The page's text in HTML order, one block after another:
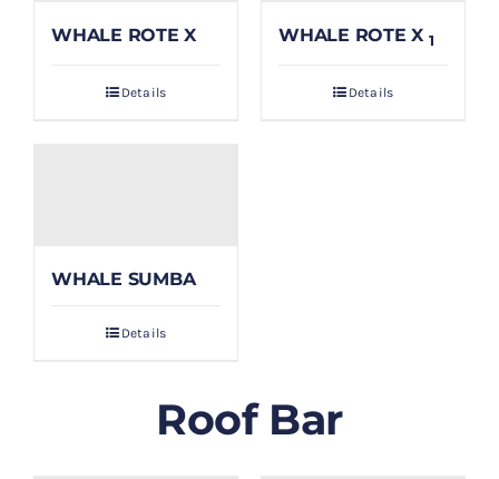
WHALE ROTE X
Details
WHALE ROTE X 1
Details
WHALE SUMBA
Details
Roof Bar